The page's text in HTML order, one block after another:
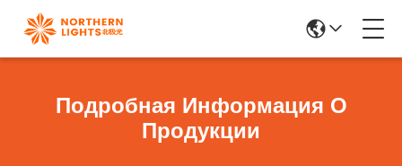
Подробная Информация О
Продукции